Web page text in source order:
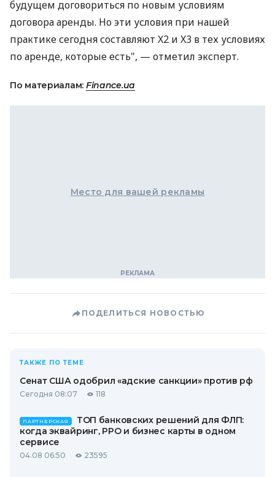
будущем договориться по новым условиям
договора аренды. Но эти условия при нашей
практике сегодня составляют X2 и X3 в тех условиях
по аренде, которые есть", — отметил эксперт.
По материалам: Finance.ua
Место для вашей рекламы
ПОДЕЛИТЬСЯ НОВОСТЬЮ
ТАКЖЕ ПО ТЕМЕ
Сенат США одобрил «адские санкции» против рф
Сегодня 08:07 118
ПАРТНЕРСКАЯ
ТОП банковских решений для ФЛП:
когда эквайринг, РРО и бизнес карты в одном
сервисе
04.08 06:50 23595